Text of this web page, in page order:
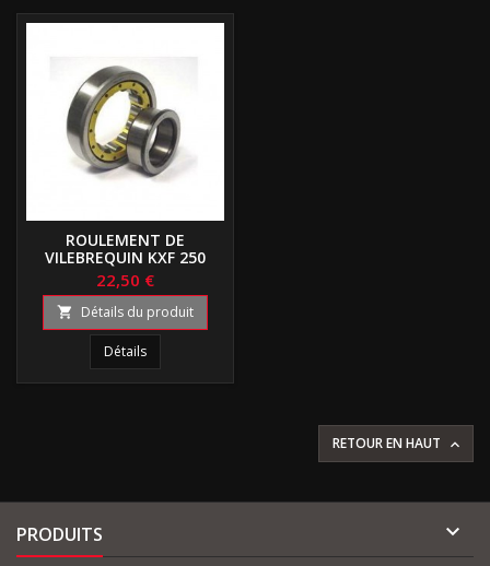
ROULEMENT DE
VILEBREQUIN KXF 250
22,50 €
 Détails du produit
Détails
RETOUR EN HAUT 
PRODUITS 